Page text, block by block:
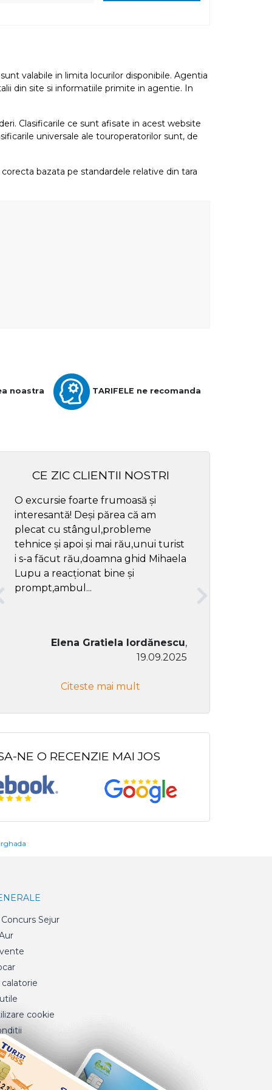
valabile in limita locurilor disponibile. Agentia
din site si informatiile primite in agentie. In
Clasificarile ce sunt afisate in acest website
universale ale touroperatorilor sunt, de
bazata pe standardele relative din tara
noastra TARIFELE ne recomanda
CE ZIC CLIENTII NOSTRI
O excursie foarte frumoasă și
interesantă! Deși părea că am
plecat cu stângul,probleme
tehnice și apoi și mai rău,unui turist
i s-a făcut rău,doamna ghid Mihaela
Lupu a reacționat bine și
prompt,ambul...
Elena Gratiela Iordănescu,
19.09.2025
Citeste mai mult
NE O RECENZIE MAI JOS
Sejur
cookie